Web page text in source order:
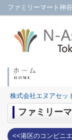
ファミリーマート神
株式会社エヌアセッ
ファミリー
<<港区のコンビニ